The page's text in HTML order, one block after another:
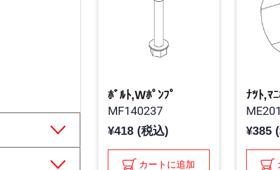
ﾎﾞﾙﾄ,Wﾎﾟﾝﾌﾟ
MF140237
¥418 (税込)
カートに追加
ﾅﾂﾄ,ﾏ
¥385